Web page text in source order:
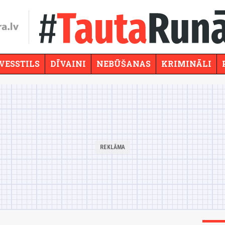
DĪVAINI NEBŪŠANAS KRIMINĀLI